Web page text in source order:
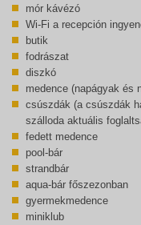
mór kávézó
Wi-Fi a recepción
butik
fodrászat
diszkó
medence (napágyak és
csúszdák (a csúszdák
szálloda aktuális
fedett medence
pool-bár
strandbár
aqua-bár főszezonban
gyermekmedence
miniklub